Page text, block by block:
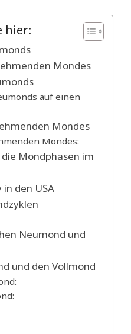
hier:
Mondes
auf einen
Mondes
Mondes:
Mondphasen im
den USA
Neumond und
und den Vollmond